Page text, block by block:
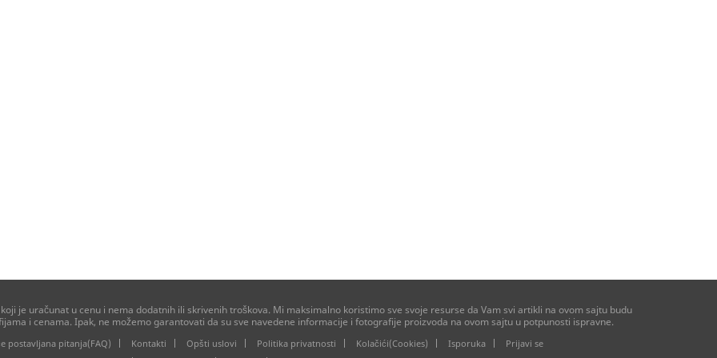
je uračunat u cenu i nema dodatnih ili skrivenih troškova. Mi maksimalno koristimo sve svoje resurse da Vam svi artikli na ovom sajtu budu
i cenama. Ipak, ne možemo garantovati da su sve navedene informacije i fotografije proizvoda na ovom sajtu u potpunosti ispravne.
postavljana pitanja(FAQ) Kontakti Opšti uslovi Politika privatnosti Kolačići(Cookies) Isporuka
Prijavi se